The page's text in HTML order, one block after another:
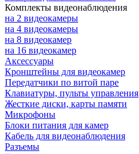
Комплекты видеонаблюдения
на 2 видеокамеры
на 4 видеокамеры
на 8 видеокамер
на 16 видеокамер
Аксессуары
Кронштейны для видеокамер
Передатчики по витой паре
Клавиатуры, пульты управления
Жесткие диски, карты памяти
Микрофоны
Блоки питания для камер
Кабель для видеонаблюдения
Разъемы